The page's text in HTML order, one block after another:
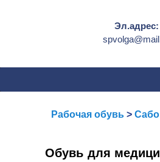
Эл.адрес:
содержимому
содержимомуРабочая обувь >
Обувь для